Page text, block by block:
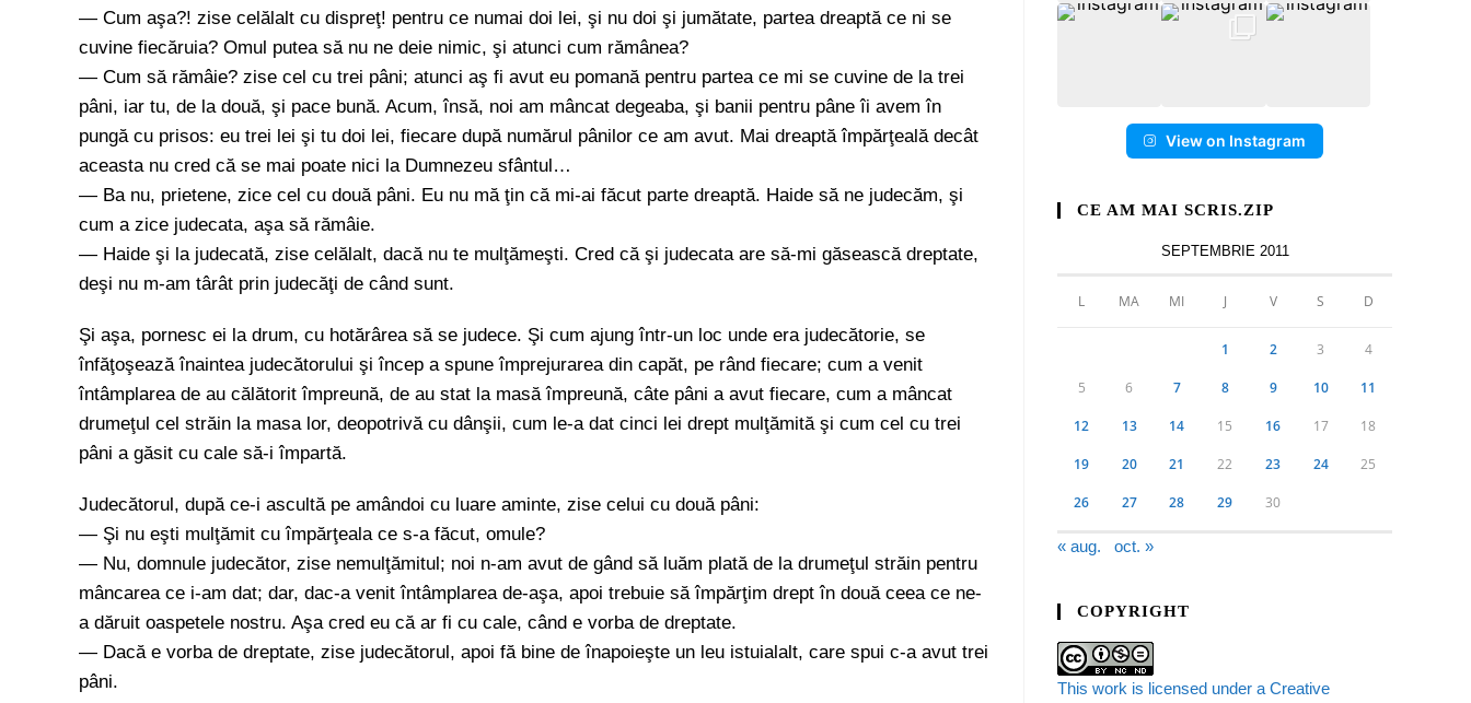
— Cum aşa?! zise celălalt cu dispreţ! pentru ce numai doi lei, şi nu doi şi jumătate, partea dreaptă ce ni se
cuvine fiecăruia? Omul putea să nu ne deie nimic, şi atunci cum rămânea?
— Cum să rămâie? zise cel cu trei pâni; atunci aş fi avut eu pomană pentru partea ce mi se cuvine de la trei
pâni, iar tu, de la două, şi pace bună. Acum, însă, noi am mâncat degeaba, şi banii pentru pâne îi avem în
pungă cu prisos: eu trei lei şi tu doi lei, fiecare după numărul pânilor ce am avut. Mai dreaptă împărţeală decât
aceasta nu cred că se mai poate nici la Dumnezeu sfântul…
— Ba nu, prietene, zice cel cu două pâni. Eu nu mă ţin că mi-ai făcut parte dreaptă. Haide să ne judecăm, şi
cum a zice judecata, aşa să rămâie.
— Haide şi la judecată, zise celălalt, dacă nu te mulţămeşti. Cred că şi judecata are să-mi găsească dreptate,
deşi nu m-am târât prin judecăţi de când sunt.
Şi aşa, pornesc ei la drum, cu hotărârea să se judece. Şi cum ajung într-un loc unde era judecătorie, se
înfăţoşează înaintea judecătorului şi încep a spune împrejurarea din capăt, pe rând fiecare; cum a venit
întâmplarea de au călătorit împreună, de au stat la masă împreună, câte pâni a avut fiecare, cum a mâncat
drumeţul cel străin la masa lor, deopotrivă cu dânşii, cum le-a dat cinci lei drept mulţămită şi cum cel cu trei
pâni a găsit cu cale să-i împartă.
Judecătorul, după ce-i ascultă pe amândoi cu luare aminte, zise celui cu două pâni:
— Şi nu eşti mulţămit cu împărţeala ce s-a făcut, omule?
— Nu, domnule judecător, zise nemulţămitul; noi n-am avut de gând să luăm plată de la drumeţul străin pentru
mâncarea ce i-am dat; dar, dac-a venit întâmplarea de-aşa, apoi trebuie să împărţim drept în două ceea ce ne-
a dăruit oaspetele nostru. Aşa cred eu că ar fi cu cale, când e vorba de dreptate.
— Dacă e vorba de dreptate, zise judecătorul, apoi fă bine de înapoieşte un leu istuialalt, care spui c-a avut trei
pâni.
View on Instagram
CE AM MAI SCRIS.ZIP
SEPTEMBRIE 2011
L MA MI J V S D
1 2 3 4
5 6 7 8 9 10 11
12 13 14 15 16 17 18
19 20 21 22 23 24 25
26 27 28 29 30
« aug. oct. »
COPYRIGHT
This work is licensed under a Creative